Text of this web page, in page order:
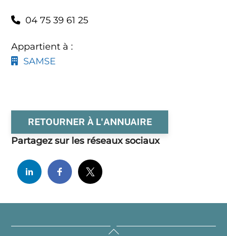
04 75 39 61 25
Appartient à :
SAMSE
RETOURNER À L'ANNUAIRE
Partagez sur les réseaux sociaux
Back